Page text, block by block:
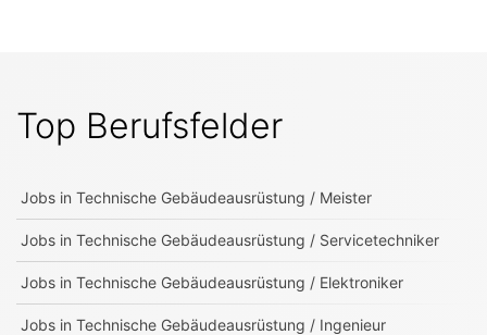
Top Berufsfelder
Jobs in Technische Gebäudeausrüstung / Meister
Jobs in Technische Gebäudeausrüstung / Servicetechniker
Jobs in Technische Gebäudeausrüstung / Elektroniker
Jobs in Technische Gebäudeausrüstung / Ingenieur